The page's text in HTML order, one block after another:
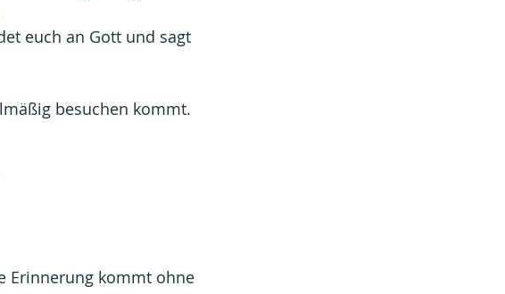
euch an Gott und sagt
besuchen kommt.
Erinnerung kommt ohne